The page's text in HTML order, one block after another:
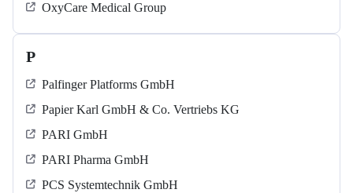
OxyCare Medical Group
P
Palfinger Platforms GmbH
Papier Karl GmbH & Co. Vertriebs KG
PARI GmbH
PARI Pharma GmbH
PCS Systemtechnik GmbH